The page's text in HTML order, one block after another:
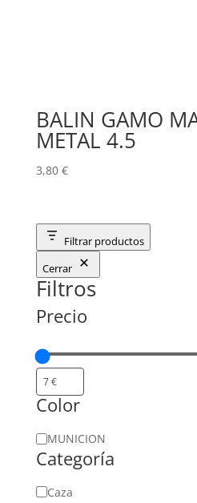
BALIN GAMO
METAL 4.5
3,80 €
Filtrar productos
Cerrar
Filtros
Precio
Color
Color
MUNICION
Categoría
Categoría
Caza